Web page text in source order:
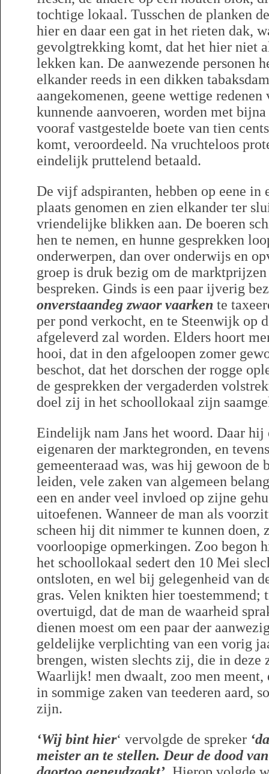
tochtige lokaal. Tusschen de planken
hier en daar een gat in het rieten dak,
gevolgtrekking komt, dat het hier niet
lekken kan. De aanwezende personen
elkander reeds in een dikken
aangekomenen, geene wettige
kunnende aanvoeren, worden met
vooraf vastgestelde boete van tien
komt, veroordeeld. Na vruchteloos
eindelijk pruttelend betaald.
De vijf adspiranten, hebben op eene in
plaats genomen en zien elkander ter
vriendelijke blikken aan. De boeren
hen te nemen, en hunne gesprekken
onderwerpen, dan over onderwijs en
groep is druk bezig om de
bespreken. Ginds is een paar ijverig
onverstaandeg zwaor vaarken te
per pond verkocht, en te Steenwijk op
afgeleverd zal worden. Elders hoort
hooi, dat in den afgeloopen zomer
beschot, dat het dorschen der rogge
de gesprekken der vergaderden
doel zij in het schoollokaal zijn
Eindelijk nam Jans het woord. Daar hij
eigenaren der marktegronden, en
gemeenteraad was, was hij gewoon de
leiden, vele zaken van algemeen
een en ander veel invloed op zijne
uitoefenen. Wanneer de man als
scheen hij dit nimmer te kunnen doen,
voorloopige opmerkingen. Zoo begon
het schoollokaal sedert den 10 Mei
ontsloten, en wel bij gelegenheid van
gras. Velen knikten hier toestemmend;
overtuigd, dat de man de waarheid
dienen moest om een paar der
geldelijke verplichting van een vorig
brengen, wisten slechts zij, die in deze
Waarlijk! men dwaalt, zoo men meent,
in sommige zaken van teederen aard,
zijn.
‘Wij bint hier‘ vervolgde de spreker
meister an te stellen. Deur de dood